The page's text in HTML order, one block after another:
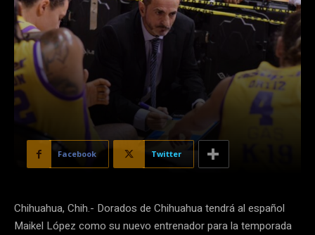
Facebook Twitter
Chihuahua, Chih.- Dorados de Chihuahua tendrá al español
Maikel López como su nuevo entrenador para la temporada